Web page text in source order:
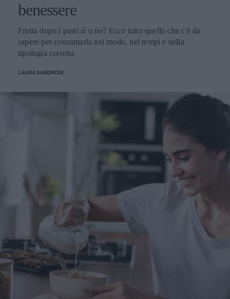
benessere
Frutta dopo i pasti sì o no? Ecco tutto quello che c'è da
sapere per consumarla nel modo, nei tempi e nella
tipologia corretta
LAURA SANDRONI